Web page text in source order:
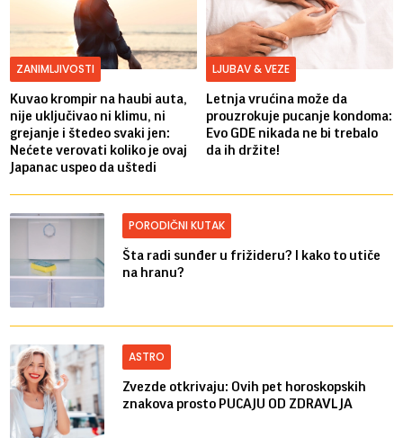
ZANIMLJIVOSTI
Kuvao krompir na haubi auta,
nije uključivao ni klimu, ni
grejanje i štedeo svaki jen:
Nećete verovati koliko je ovaj
Japanac uspeo da uštedi
LJUBAV & VEZE
Letnja vrućina može da
prouzrokuje pucanje kondoma:
Evo GDE nikada ne bi trebalo
da ih držite!
PORODIČNI KUTAK
Šta radi sunđer u frižideru? I kako to utiče
na hranu?
ASTRO
Zvezde otkrivaju: Ovih pet horoskopskih
znakova prosto PUCAJU OD ZDRAVLJA